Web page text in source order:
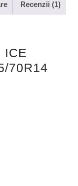
Recenzii (1)
ICE
70R14